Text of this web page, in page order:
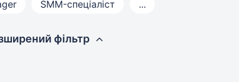
SMM-спеціаліст ...
фільтр